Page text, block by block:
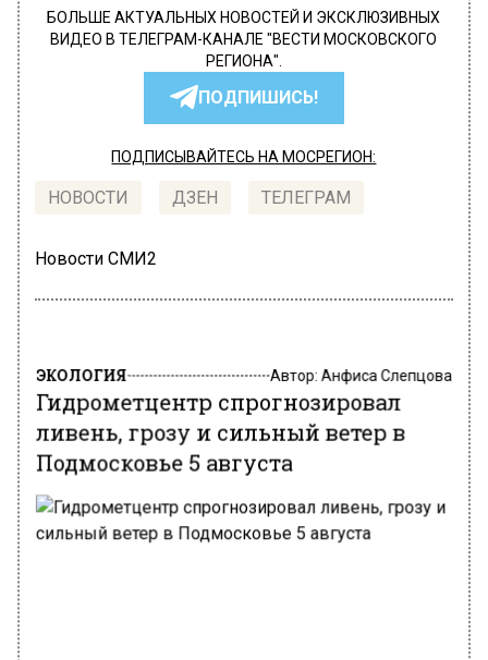
БОЛЬШЕ АКТУАЛЬНЫХ НОВОСТЕЙ И ЭКСКЛЮЗИВНЫХ
ВИДЕО В ТЕЛЕГРАМ-КАНАЛЕ "ВЕСТИ МОСКОВСКОГО
РЕГИОНА".
ПОДПИШИСЬ!
ПОДПИСЫВАЙТЕСЬ НА МОСРЕГИОН:
НОВОСТИ ДЗЕН ТЕЛЕГРАМ
Новости СМИ2
ЭКОЛОГИЯ Автор: Анфиса Слепцова
Гидрометцентр спрогнозировал
ливень, грозу и сильный ветер в
Подмосковье 5 августа